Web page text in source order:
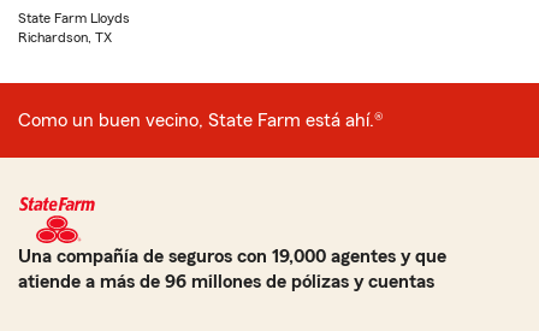
State Farm Lloyds
Richardson, TX
Como un buen vecino, State Farm está ahí.®
Una compañía de seguros con 19,000 agentes y que
atiende a más de 96 millones de pólizas y cuentas